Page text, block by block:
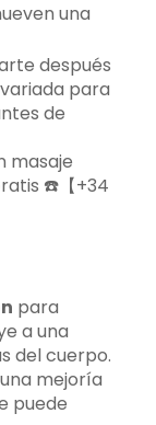
una
después
para
de
masaje
☎️【+34
para
a una
del cuerpo.
mejoría
puede